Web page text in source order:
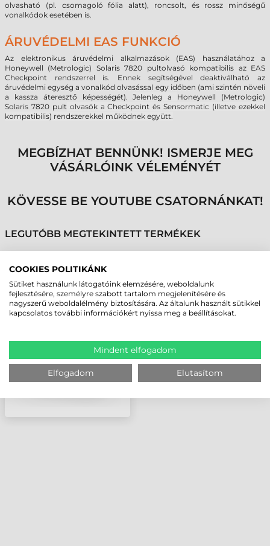
olvasható (pl. csomagoló fólia alatt), roncsolt, és rossz minőségű
vonalkódok esetében is.
ÁRUVÉDELMI EAS FUNKCIÓ
Az elektronikus áruvédelmi alkalmazások (EAS) használatához a
Honeywell (Metrologic) Solaris 7820 pultolvasó kompatibilis az EAS
Checkpoint rendszerrel is. Ennek segítségével deaktiválható az
áruvédelmi egység a vonalkód olvasással egy időben (ami szintén növeli
a kassza áteresztő képességét).Jelenleg a Honeywell (Metrologic)
Solaris 7820 pultolvasók a Checkpoint és Sensormatic (illetve ezekkel
kompatibilis) rendszerekkel működnek együtt.
MEGBÍZHAT BENNÜNK! ISMERJE MEG
VÁSÁRLÓINK VÉLEMÉNYÉT
KÖVESSE BE YOUTUBE CSATORNÁNKAT!
LEGUTÓBB MEGTEKINTETT TERMÉKEK
HONEYWELL SOLARIS
7820
VONALKÓDOLVASÓ
COOKIES POLITIKÁNK
Sütiket használunk látogatóink elemzésére, weboldalunk
fejlesztésére, személyre szabott tartalom megjelenítésére és
nagyszerű weboldalélmény biztosítására. Az általunk használt sütikkel
kapcsolatos további információkért nyissa meg a beállításokat.
Mindent elfogadom
Elfogadom Elutasítom